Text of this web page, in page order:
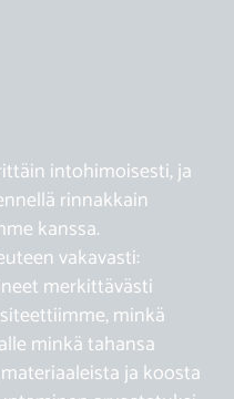
intohimoisesti, ja
rinnakkain
kanssa.
vakavasti:
merkittävästi
minkä
minkä tahansa
ja koosta